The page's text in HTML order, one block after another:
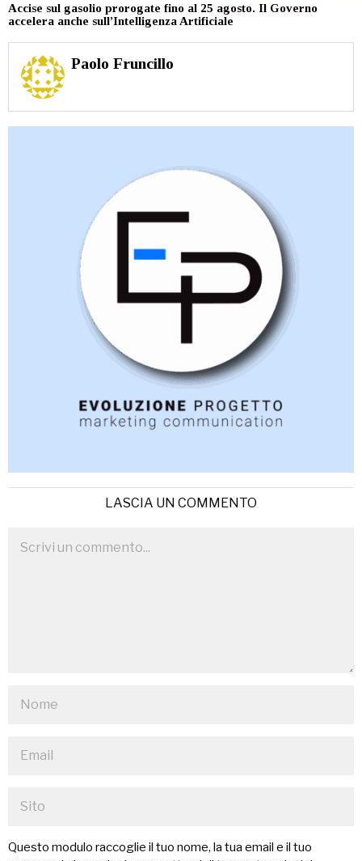
Accise sul gasolio prorogate fino al 25 agosto. Il Governo
accelera anche sull’Intelligenza Artificiale
Paolo Fruncillo
LASCIA UN COMMENTO
Questo modulo raccoglie il tuo nome, la tua email e il tuo